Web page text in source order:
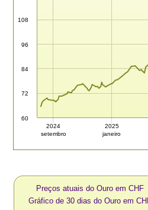
60
72
84
96
108
2024
setembro
2025
janeiro
Preços atuais do Ouro em CHF
Gráfico de 30 dias do Ouro em